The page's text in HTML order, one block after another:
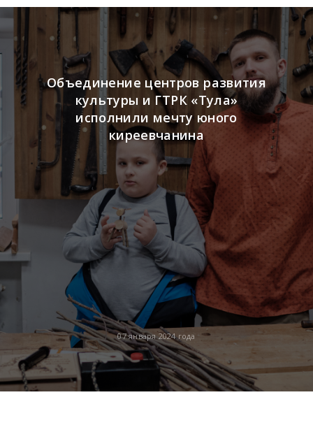
07 января 2024 года
Объединение центров развития
культуры и ГТРК «Тула»
исполнили мечту юного
киреевчанина